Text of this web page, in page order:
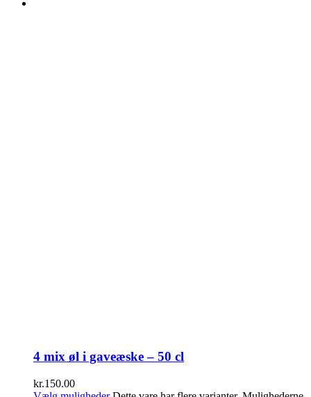
4 mix øl i gaveæske – 50 cl
kr.150.00